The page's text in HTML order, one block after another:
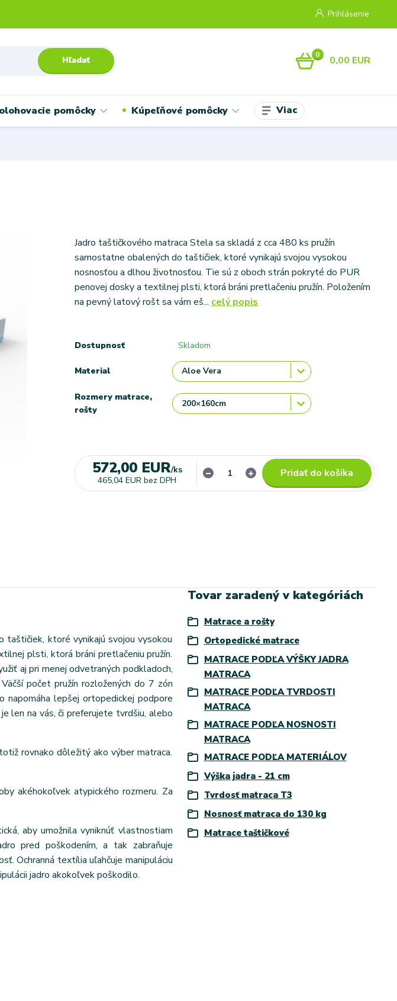
Prihlásenie
Hľadať 0 0,00 EUR
pomôcky Kúpeľňové pomôcky Viac
Jadro taštičkového matraca Stela sa skladá z cca 480 ks pružín
samostatne obalených do taštičiek, ktoré vynikajú svojou vysokou
nosnosťou a dlhou životnosťou. Tie sú z oboch strán pokryté do PUR
penovej dosky a textilnej plsti, ktorá bráni pretlačeniu pružín. Položením
na pevný latový rošt sa vám eš... celý popis
Dostupnosť Skladom
Material
Rozmery matrace,
rošty
572,00 EUR/ks
465,04 EUR bez DPH
Pridať do košíka
ktoré vynikajú svojou vysokou
plsti, ktorá bráni pretlačeniu pružín.
aj pri menej odvetraných podkladoch,
počet pružín rozložených do 7 zón
napomáha lepšej ortopedickej podpore
len na vás, či preferujete tvrdšiu, alebo
rovnako dôležitý ako výber matraca.
akéhokoľvek atypického rozmeru. Za
aby umožnila vyniknúť vlastnostiam
pred poškodením, a tak zabraňuje
Ochranná textília uľahčuje manipuláciu
jadro akokoľvek poškodilo.
Tovar zaradený v kategóriách
Matrace a rošty
Ortopedické matrace
MATRACE PODĽA VÝŠKY JADRA
MATRACA
MATRACE PODĽA TVRDOSTI
MATRACA
MATRACE PODĽA NOSNOSTI
MATRACA
MATRACE PODĽA MATERIÁLOV
Výška jadra - 21 cm
Tvrdosť matraca T3
Nosnosť matraca do 130 kg
Matrace taštičkové